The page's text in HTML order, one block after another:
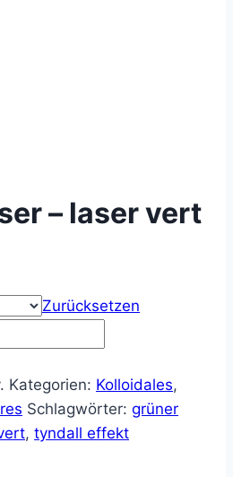
– laser vert
Zurücksetzen
Kategorien: Kolloidales,
Schlagwörter: grüner
, tyndall effekt